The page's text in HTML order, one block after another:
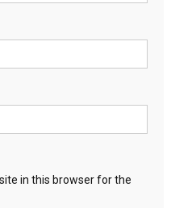
in this browser for the